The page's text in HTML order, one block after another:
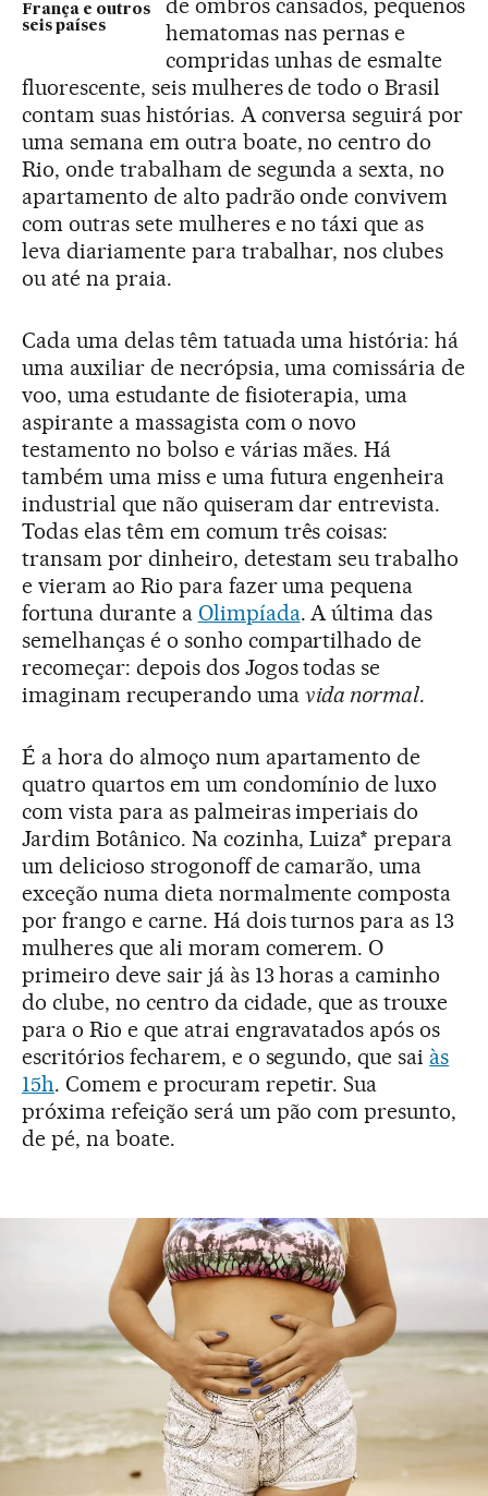
França e outros
seis países
de ombros cansados, pequenos
hematomas nas pernas e
compridas unhas de esmalte
fluorescente, seis mulheres de todo o Brasil
contam suas histórias. A conversa seguirá por
uma semana em outra boate, no centro do
Rio, onde trabalhamde segunda a sexta, no
apartamento de alto padrão onde convivem
com outras sete mulheres e no táxi que as
leva diariamente para trabalhar, nos clubes
ou até na praia.
Cada uma delas têm tatuada uma história: há
uma auxiliar de necrópsia, uma comissária de
voo, uma estudante de fisioterapia, uma
aspirante a massagista com o novo
testamento no bolso e várias mães. Há
também uma miss e uma futura engenheira
industrial que não quiseram dar entrevista.
Todas elas têm em comum três coisas:
transam por dinheiro, detestam seu trabalho
e vieram ao Rio para fazer uma pequena
fortuna durante a Olimpíada. A última das
semelhanças é o sonho compartilhado de
recomeçar: depois dos Jogos todas se
imaginam recuperando uma vida normal.
É a hora do almoço num apartamento de
quatro quartos em um condomínio de luxo
com vista para as palmeiras imperiais do
Jardim Botânico. Na cozinha, Luiza* prepara
um delicioso strogonoff de camarão, uma
exceção numa dieta normalmente composta
por frango e carne. Há dois turnos para as 13
mulheres que ali moram comerem. O
primeiro deve sair já às 13 horas a caminho
do clube, no centro da cidade, que as trouxe
para o Rio e que atrai engravatados após os
escritórios fecharem, e o segundo, que sai às
15h. Comem e procuram repetir. Sua
próxima refeição será um pão com presunto,
de pé, na boate.